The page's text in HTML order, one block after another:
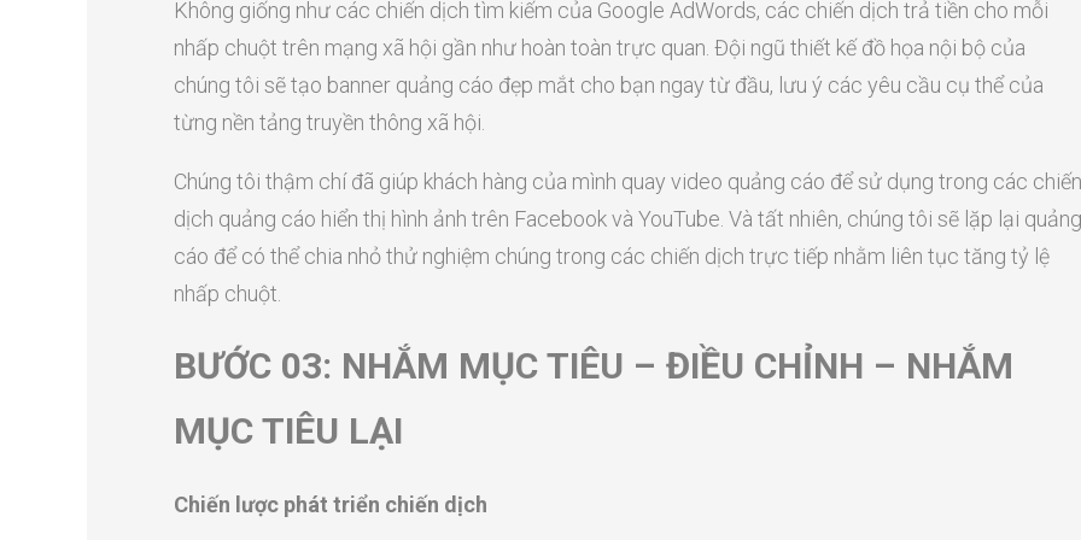
Không giống như các chiến dịch tìm kiếm của Google AdWords, các chiến dịch trả tiền cho mỗi
nhấp chuột trên mạng xã hội gần như hoàn toàn trực quan. Đội ngũ thiết kế đồ họa nội bộ của
chúng tôi sẽ tạo banner quảng cáo đẹp mắt cho bạn ngay từ đầu, lưu ý các yêu cầu cụ thể của
từng nền tảng truyền thông xã hội.
Chúng tôi thậm chí đã giúp khách hàng của mình quay video quảng cáo để sử dụng trong các chiến
dịch quảng cáo hiển thị hình ảnh trên Facebook và YouTube. Và tất nhiên, chúng tôi sẽ lặp lại quảng
cáo để có thể chia nhỏ thử nghiệm chúng trong các chiến dịch trực tiếp nhằm liên tục tăng tỷ lệ
nhấp chuột.
BƯỚC 03: NHẮM MỤC TIÊU – ĐIỀU CHỈNH – NHẮM
MỤC TIÊU LẠI
Chiến lược phát triển chiến dịch